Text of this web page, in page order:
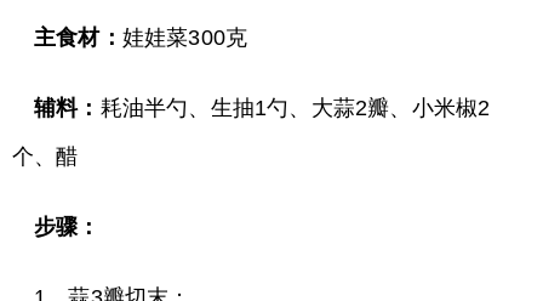
主食材： 娃娃菜300克
辅料： 耗油半勺、生抽1勺、大蒜2瓣、小米椒2
个、醋
步骤：